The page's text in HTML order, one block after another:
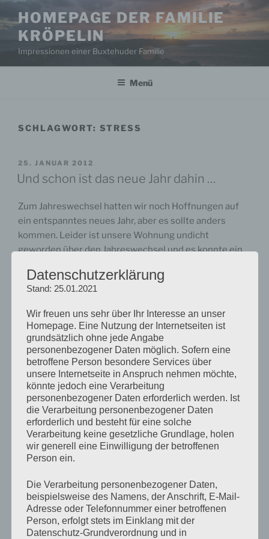
Inhalt
springen
HOMEPAGE DER FAMILIE
KRÖPELIN
Impressionen einer Buxtehuder Familie
Menü
SCHLAGWORT: STRESS
VERÖFFENTLICHT
AM
25. JANUAR 2012
Und schon ist das neue Jahr dahin …
Zum Jahreswechsel hatten wir noch Hoffnungen auf
ein entspanntes neues Jahr, aber es sollte anders
kommen. Leider ist unsere Wohnung undicht
geworden über den Jahreswechsel und es konnte ein
Etage dringen. Auch wenn die Bauarbeiten zur
Abdichtung der Außenwand sehr schnell begonnen
haben, haben wir seit dem keine Ruhe mehr gefunden,
da alles was schiefgehen kann wohl auch schief gehen
soll. Erst ist das Wetter so schlecht, das die
Bauarbeiten unterbrochen werden mussten. Dank
Regen ist die Baustelle eingestürzt und es kam zu
Verzögerungen. Als die Bauarbeiten endlich wieder
starten, stellen die Bauarbeiter fest, das die Drainage
wohl nicht so richtig gut funktioniert und im
schlimmsten Fall erneuert werden muss.
Danke 2012 !!!
Suchen
nach:
Datenschutzerklärung
Stand: 25.01.2021
Wir freuen uns sehr über Ihr Interesse an unser
Homepage. Eine Nutzung der Internetseiten ist
grundsätzlich ohne jede Angabe
personenbezogener Daten möglich. Sofern eine
betroffene Person besondere Services über
unsere Internetseite in Anspruch nehmen möchte,
könnte jedoch eine Verarbeitung
personenbezogener Daten erforderlich werden. Ist
die Verarbeitung personenbezogener Daten
erforderlich und besteht für eine solche
Verarbeitung keine gesetzliche Grundlage, holen
wir generell eine Einwilligung der betroffenen
Person ein.
Die Verarbeitung personenbezogener Daten,
beispielsweise des Namens, der Anschrift, E-Mail-
Adresse oder Telefonnummer einer betroffenen
Person, erfolgt stets im Einklang mit der
Datenschutz-Grundverordnung und in